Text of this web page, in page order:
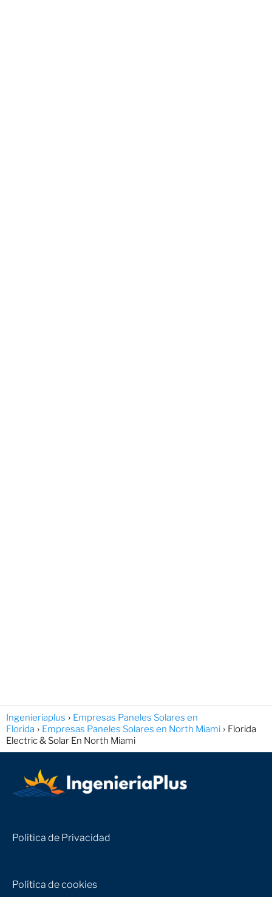
Ingenieriaplus
Empresas Paneles Solares en
Florida
Empresas Paneles Solares en North Miami
Florida
Electric & Solar En North Miami
Política de Privacidad
Política de cookies